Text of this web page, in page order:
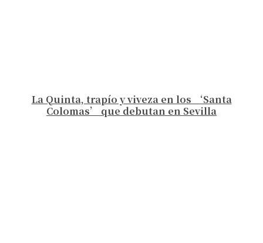
La Quinta, trapío y viveza en los ‘Santa
Colomas’ que debutan en Sevilla